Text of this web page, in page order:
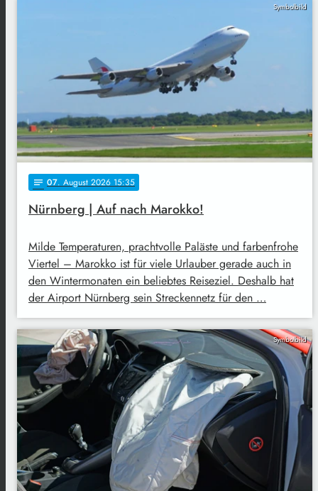
Symbolbild
notes 07. August 2026 15:35
Nürnberg | Auf nach Marokko!
Milde Temperaturen, prachtvolle Paläste und farbenfrohe
Viertel – Marokko ist für viele Urlauber gerade auch in
den Wintermonaten ein beliebtes Reiseziel. Deshalb hat
der Airport Nürnberg sein Streckennetz für den …
Symbolbild